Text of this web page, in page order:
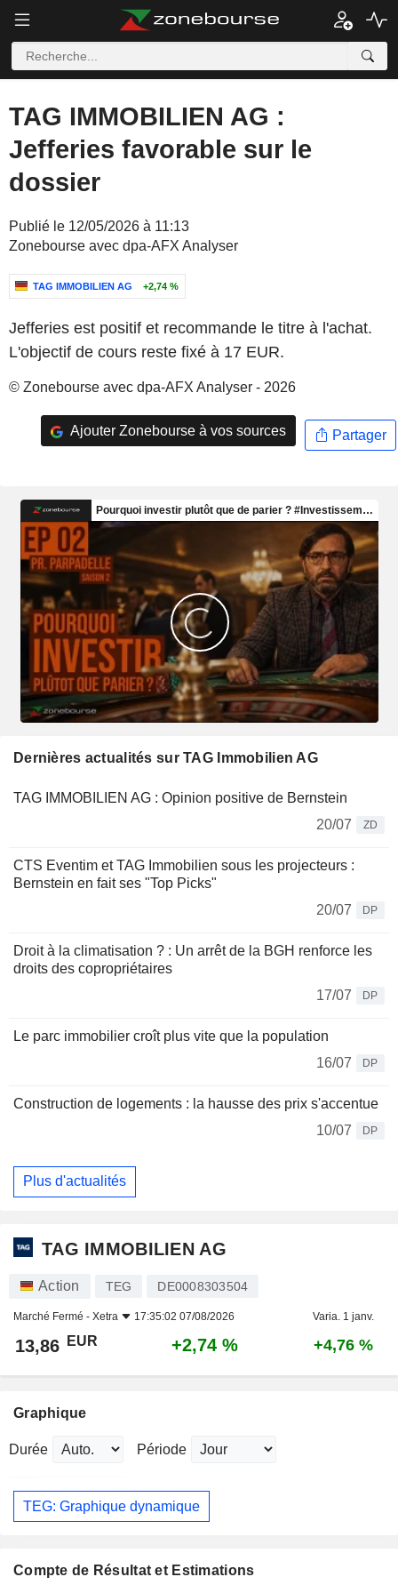
TAG IMMOBILIEN AG :
Jefferies favorable sur le
dossier
Publié le 12/05/2026 à 11:13
Zonebourse avec dpa-AFX Analyser
TAG IMMOBILIEN AG +2,74 %
Jefferies est positif et recommande le titre à l'achat.
L'objectif de cours reste fixé à 17 EUR.
© Zonebourse avec dpa-AFX Analyser - 2026
Ajouter Zonebourse à vos sources Partager
Dernières actualités sur TAG Immobilien AG
TAG IMMOBILIEN AG : Opinion positive de Bernstein
20/07
ZD
CTS Eventim et TAG Immobilien sous les projecteurs :
Bernstein en fait ses "Top Picks"
20/07
DP
Droit à la climatisation ? : Un arrêt de la BGH renforce les
droits des copropriétaires
17/07
DP
Le parc immobilier croît plus vite que la population
16/07
DP
Construction de logements : la hausse des prix s'accentue
10/07
DP
Plus d'actualités
TAG IMMOBILIEN AG
Action TEG DE0008303504
Marché Fermé - Xetra 17:35:02 07/08/2026 Varia. 1 janv.
13,86 EUR +2,74 % +4,76 %
Graphique
Durée Période
TEG: Graphique dynamique
Compte de Résultat et Estimations